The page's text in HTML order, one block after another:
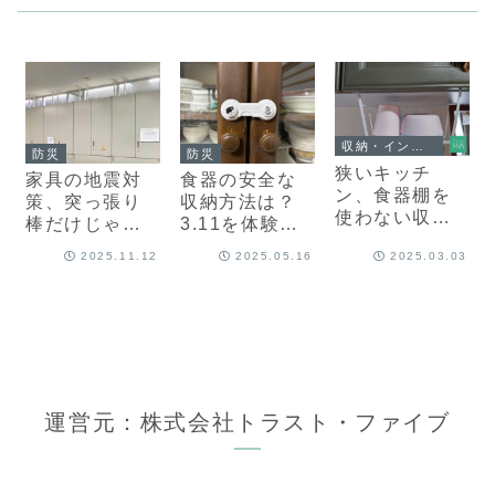
防災
家具の地震対
策、突っ張り
棒だけじゃな
2025.11.12
防災
食器の安全な
収納方法は？
3.11を体験し
2025.05.16
狭いキッチ
ン、食器棚を
使わない収納
デアをプロが
2025.03.03
運営元：株式会社トラスト・ファイブ